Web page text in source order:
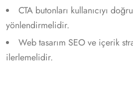
CTA butonları kullanıcıyı
yönlendirmelidir.
Web tasarım SEO ve içerik
ilerlemelidir.